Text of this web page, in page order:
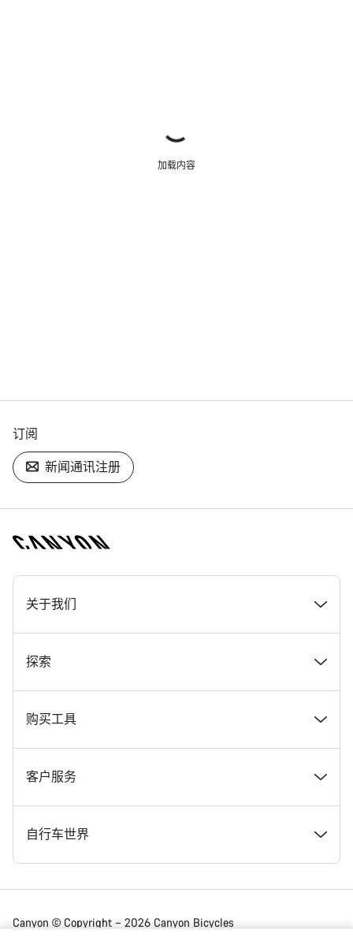
加载内容
订阅
新闻通讯注册
[footer.linksList.title]
关于我们
奖项
在 Canyon 工作
Canyon 新闻发布室
条款和条件
法律披露
探索
新闻和故事
提示和建议
Canyon Home Koblenz
会员礼遇
购买工具
找到您梦寐以求的 Canyon 自行车
现货自行车
找到您的 Canyon 尺寸
客户服务
支持中心
服务网点
自行车世界
公路车
Canyon © Copyright – 2026 Canyon Bicycles